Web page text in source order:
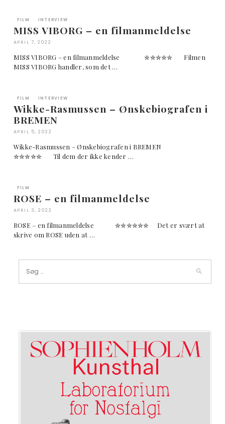
FILM INTERVIEW
MISS VIBORG – en filmanmeldelse
APRIL 7, 2022
MISS VIBORG – en filmanmeldelse ✮✮✮✮✮ Filmen
MISS VIBORG handler, som det …
FILM INTERVIEW
Wikke-Rasmussen – Ønskebiografen i
BREMEN
APRIL 5, 2022
Wikke-Rasmussen – Ønskebiografen i BREMEN
✮✮✮✮✮ Til dem der ikke kender …
FILM
ROSE – en filmanmeldelse
APRIL 3, 2022
ROSE – en filmanmeldelse ✮✮✮✮✮✮ Det er svært at
skrive om ROSE uden at …